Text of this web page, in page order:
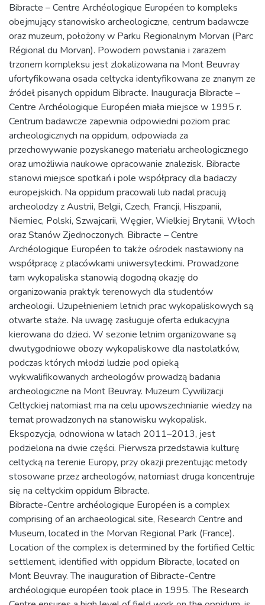
Bibracte – Centre Archéologique Européen to kompleks
obejmujący stanowisko archeologiczne, centrum badawcze
oraz muzeum, położony w Parku Regionalnym Morvan (Parc
Régional du Morvan). Powodem powstania i zarazem
trzonem kompleksu jest zlokalizowana na Mont Beuvray
ufortyfikowana osada celtycka identyfikowana ze znanym ze
źródeł pisanych oppidum Bibracte. Inauguracja Bibracte –
Centre Archéologique Européen miała miejsce w 1995 r.
Centrum badawcze zapewnia odpowiedni poziom prac
archeologicznych na oppidum, odpowiada za
przechowywanie pozyskanego materiału archeologicznego
oraz umożliwia naukowe opracowanie znalezisk. Bibracte
stanowi miejsce spotkań i pole współpracy dla badaczy
europejskich. Na oppidum pracowali lub nadal pracują
archeolodzy z Austrii, Belgii, Czech, Francji, Hiszpanii,
Niemiec, Polski, Szwajcarii, Węgier, Wielkiej Brytanii, Włoch
oraz Stanów Zjednoczonych. Bibracte – Centre
Archéologique Européen to także ośrodek nastawiony na
współpracę z placówkami uniwersyteckimi. Prowadzone
tam wykopaliska stanowią dogodną okazję do
organizowania praktyk terenowych dla studentów
archeologii. Uzupełnieniem letnich prac wykopaliskowych są
otwarte staże. Na uwagę zasługuje oferta edukacyjna
kierowana do dzieci. W sezonie letnim organizowane są
dwutygodniowe obozy wykopaliskowe dla nastolatków,
podczas których młodzi ludzie pod opieką
wykwalifikowanych archeologów prowadzą badania
archeologiczne na Mont Beuvray. Muzeum Cywilizacji
Celtyckiej natomiast ma na celu upowszechnianie wiedzy na
temat prowadzonych na stanowisku wykopalisk.
Ekspozycja, odnowiona w latach 2011–2013, jest
podzielona na dwie części. Pierwsza przedstawia kulturę
celtycką na terenie Europy, przy okazji prezentując metody
stosowane przez archeologów, natomiast druga koncentruje
się na celtyckim oppidum Bibracte.
Bibracte-Centre archéologique Européen is a complex
comprising of an archaeological site, Research Centre and
Museum, located in the Morvan Regional Park (France).
Location of the complex is determined by the fortified Celtic
settlement, identified with oppidum Bibracte, located on
Mont Beuvray. The inauguration of Bibracte-Centre
archéologique européen took place in 1995. The Research